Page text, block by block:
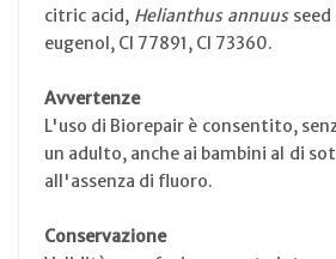
citric acid, Helianthus annuusseed
eugenol, CI 77891, CI 73360.
Avvertenze
L'uso di Biorepair è consentito,
un adulto, anche ai bambini al di
all'assenza di fluoro.
Conservazione